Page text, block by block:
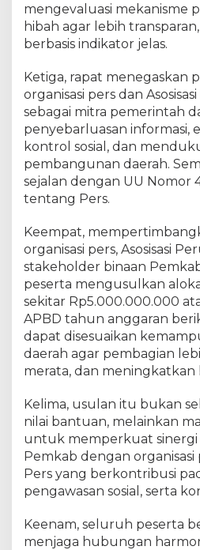
L
e
b
h
d
i
l
mengevaluasi mekanisme
hibah agar lebih
berbasis indikator jelas.
Ketiga, rapat menegaskan
organisasi pers dan
sebagai mitra pemerintah
penyebarluasan informasi,
kontrol sosial, dan
pembangunan daerah.
sejalan dengan UU Nomor
tentang Pers.
Keempat,
organisasi pers, Asosisasi
stakeholder binaan
peserta mengusulkan
sekitar Rp5.000.000.000
APBD tahun anggaran
dapat disesuaikan
daerah agar pembagian
merata, dan meningkatkan
Kelima, usulan itu bukan
nilai bantuan, melainkan
untuk memperkuat sinergi
Pemkab dengan organisasi
Pers yang berkontribusi
pengawasan sosial, serta
Keenam, seluruh peserta
menjaga hubungan